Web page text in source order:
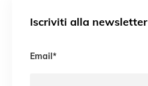
Iscriviti alla newsletter
Email*